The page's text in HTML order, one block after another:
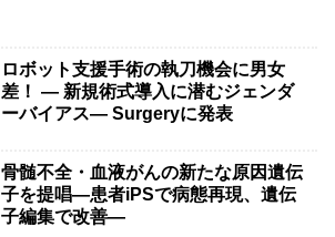
ロボット支援手術の執刀機会に男女
差！ — 新規術式導入に潜むジェンダ
ーバイアス— Surgeryに発表
骨髄不全・血液がんの新たな原因遺伝
子を提唱―患者iPSで病態再現、遺伝
子編集で改善―